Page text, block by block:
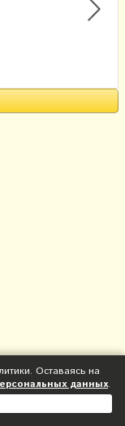
Оставаясь на
данных.